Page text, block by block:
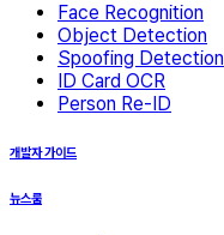
Face Recognition
Object Detection
Spoofing Detection
ID Card OCR
Person Re-ID
개발자 가이드
뉴스룸